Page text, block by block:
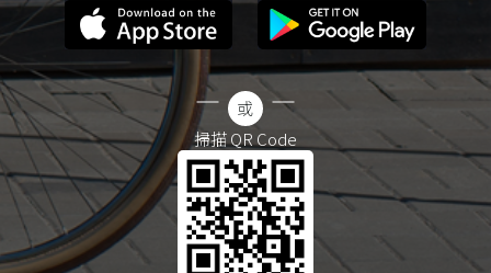
掃描 QR Code